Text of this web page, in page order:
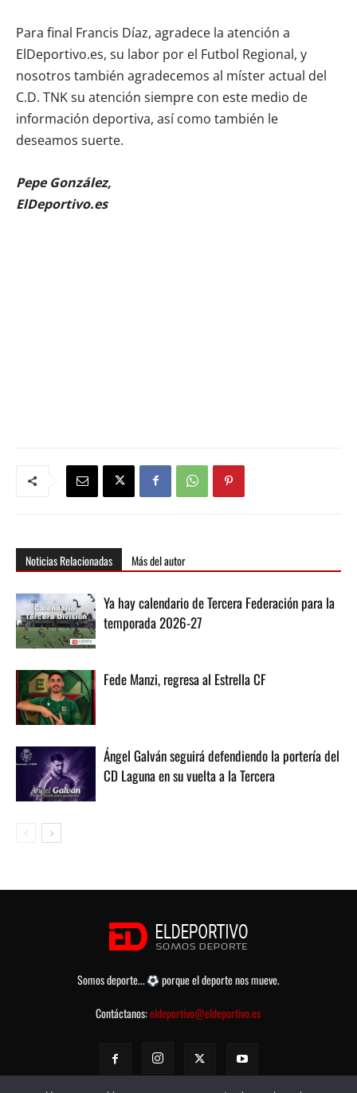
Para final Francis Díaz, agradece la atención a
ElDeportivo.es, su labor por el Futbol Regional, y
nosotros también agradecemos al míster actual del
C.D. TNK su atención siempre con este medio de
información deportiva, así como también le
deseamos suerte.
Pepe González,
ElDeportivo.es
Noticias Relacionadas Más del autor
Ya hay calendario de Tercera Federación para la
temporada 2026-27
Fede Manzi, regresa al Estrella CF
Ángel Galván seguirá defendiendo la portería del
CD Laguna en su vuelta a la Tercera
Somos deporte...
porque el deporte nos mueve.
Contáctanos:eldeportivo@eldeportivo.es